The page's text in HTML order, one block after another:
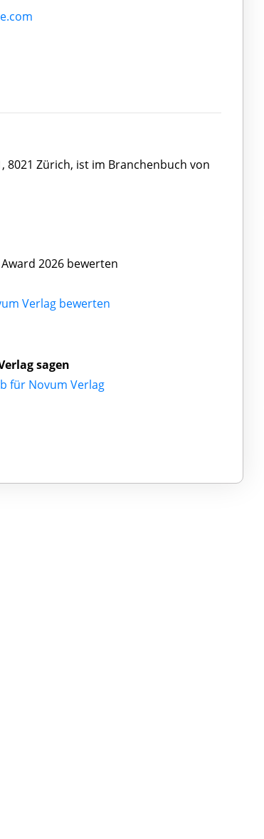
8021 Zürich, ist im Branchenbuch von
2026 bewerten
Verlag bewerten
sagen
für Novum Verlag